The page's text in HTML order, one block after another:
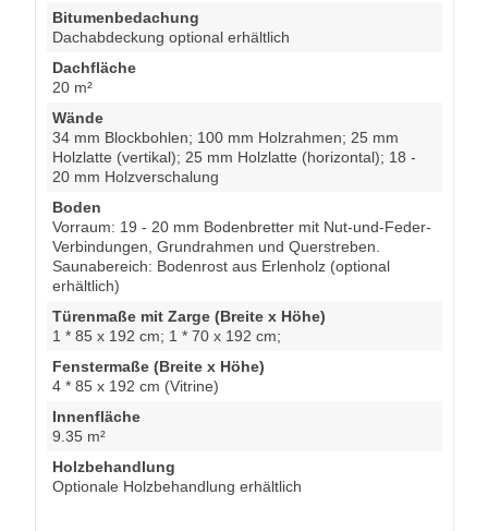
Türenmaße mit Zarge (Breite x Höhe)
1 * 85 x 192 cm; 1 * 70 x 192 cm;
Fenstermaße (Breite x Höhe)
Innenfläche
9.35 m²
Holzbehandlung
Optionale Holzbehandlung erhältlich
Garantie und Kundendienst
• 2 Jahre Garantie auf Fenster, Türen und alle
• Unser Kundendienst ist von Montag bis Freitag
zwischen 8.00 und 17.00 Uhr unter 089 2109 4933
erreichbar. Unser Team steht Ihnen bei Schwierigkeiten
immer zur Seite und unser Kundendienst bleibt